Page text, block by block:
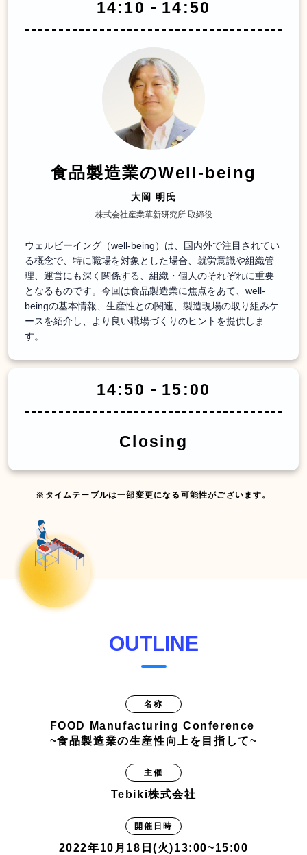
14:10 14:50
食品製造業のWell-being
大岡 明氏
株式会社産業革新研究所 取締役
ウェルビーイング（well-being）は、国内外で注目されてい
る概念で、特に職場を対象とした場合、就労意識や組織管
理、運営にも深く関係する、組織・個人のそれぞれに重要
となるものです。今回は食品製造業に焦点をあて、well-
beingの基本情報、生産性との関連、製造現場の取り組みケ
ースを紹介し、より良い職場づくりのヒントを提供しま
す。
14:50 15:00
Closing
※タイムテーブルは一部変更になる可能性がございます。
OUTLINE
名称
FOOD Manufacturing Conference
~食品製造業の生産性向上を目指して~
主催
Tebiki株式会社
開催日時
2022年10月18日(火)13:00~15:00